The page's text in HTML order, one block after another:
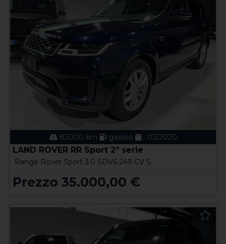
82000 km gasolio 02/2020
LAND ROVER RR Sport 2ª serie
Range Rover Sport 3.0 SDV6 249 CV S
Prezzo 35.000,00 €